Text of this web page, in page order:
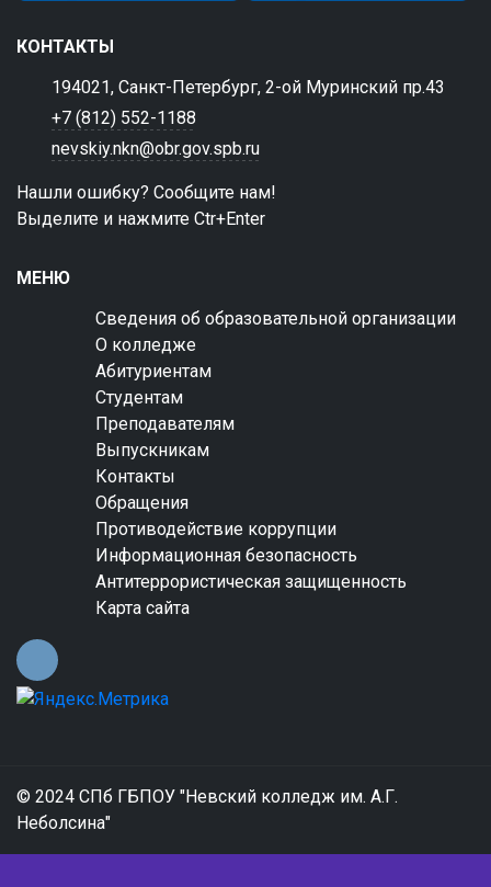
КОНТАКТЫ
194021, Санкт-Петербург, 2-ой Муринский пр.43
+7 (812) 552-1188
nevskiy.nkn@obr.gov.spb.ru
Нашли ошибку? Сообщите нам!
Выделите и нажмите Ctr+Enter
МЕНЮ
Сведения об образовательной организации
О колледже
Абитуриентам
Студентам
Преподавателям
Выпускникам
Контакты
Обращения
Противодействие коррупции
Информационная безопасность
Антитеррористическая защищенность
Карта сайта
© 2024 СПб ГБПОУ "Невский колледж им. А.Г.
Неболсина"